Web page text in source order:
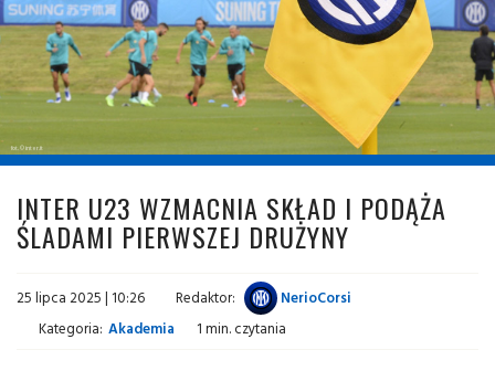
fot. © inter.it
INTER U23 WZMACNIA SKŁAD I PODĄŻA
ŚLADAMI PIERWSZEJ DRUŻYNY
25 lipca 2025 | 10:26 Redaktor:
NerioCorsi
Kategoria: Akademia 1 min. czytania